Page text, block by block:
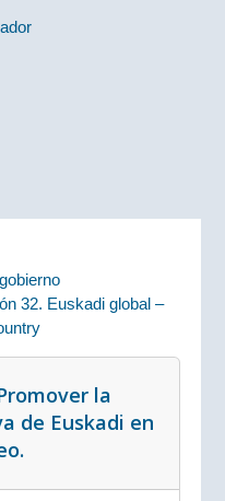
32. Euskadi global –
la
de Euskadi en